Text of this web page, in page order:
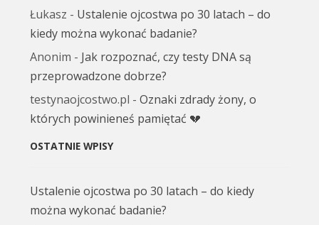
Łukasz - Ustalenie ojcostwa po 30 latach – do
kiedy można wykonać badanie?
Anonim - Jak rozpoznać, czy testy DNA są
przeprowadzone dobrze?
testynaojcostwo.pl -Oznaki zdrady żony, o
których powinieneś pamiętać 💔
OSTATNIE WPISY
Ustalenie ojcostwa po 30 latach – do kiedy
można wykonać badanie?